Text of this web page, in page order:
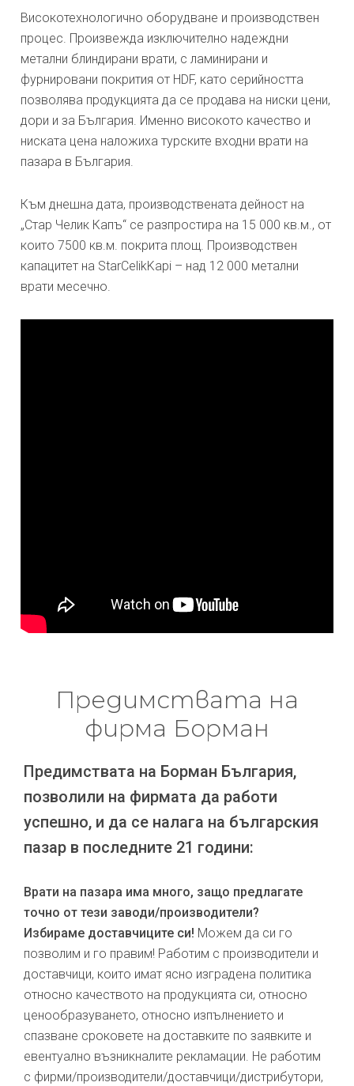
Високотехнологично оборудване и производствен
процес. Произвежда изключително надеждни
метални блиндирани врати, с ламинирани и
фурнировани покрития от HDF, като серийността
позволява продукцията да се продава на ниски цени,
дори и за България. Именно високото качество и
ниската цена наложиха турските входни врати на
пазара в България.
Към днешна дата, производствената дейност на
„Стар Челик Капъ“ се разпростира на 15 000 кв.м., от
които 7500 кв.м. покрита площ. Производствен
капацитет на StarCelikKapi – над 12 000 метални
врати месечно.
Предимствата на
фирма Борман
Предимствата на Борман България,
позволили на фирмата да работи
успешно, и да се налага на българския
пазар в последните 21 години:
Врати на пазара има много, защо предлагате
точно от тези заводи/производители?
Избираме доставчиците си! Можем да си го
позволим и го правим! Работим с производители и
доставчици, които имат ясно изградена политика
относно качеството на продукцията си, относно
ценообразуването, относно изпълнението и
спазване сроковете на доставките по заявките и
евентуално възникналите рекламации. Не работим
с фирми/производители/доставчици/дистрибутори,